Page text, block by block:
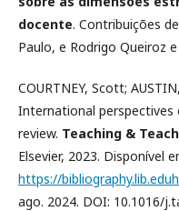
docente. Contribuições
Paulo, e Rodrigo Queiroz
COURTNEY, Scott;
International
review. Teaching &
Elsevier, 2023. Disponível
https://
ago. 2024. DOI: 10.1016/